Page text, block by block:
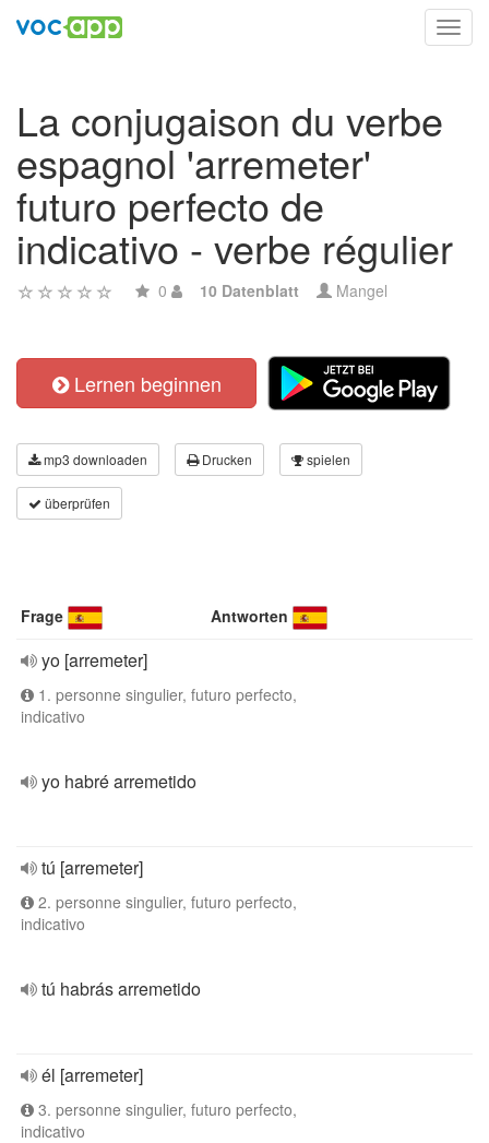
La conjugaison du verbe
espagnol 'arremeter'
futuro perfecto de
indicativo - verbe régulier
0 10 Datenblatt Mangel
Lernen beginnen
mp3 downloaden Drucken spielen
überprüfen
Frage Antworten
yo [arremeter]
1. personne singulier, futuro perfecto,
indicativo
yo habré arremetido
tú [arremeter]
2. personne singulier, futuro perfecto,
indicativo
tú habrás arremetido
él [arremeter]
3. personne singulier, futuro perfecto,
indicativo